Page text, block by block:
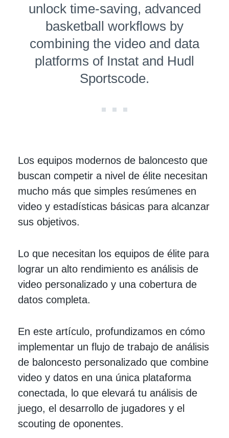
unlock time-saving, advanced
basketball workflows by
combining the video and data
platforms of Instat and Hudl
Sportscode.
Los equipos modernos de baloncesto que
buscan competir a nivel de élite necesitan
mucho más que simples resúmenes en
video y estadísticas básicas para alcanzar
sus objetivos.
Lo que necesitan los equipos de élite para
lograr un alto rendimiento es análisis de
video personalizado y una cobertura de
datos completa.
En este artículo, profundizamos en cómo
implementar un flujo de trabajo de análisis
de baloncesto personalizado que combine
video y datos en una única plataforma
conectada, lo que elevará tu análisis de
juego, el desarrollo de jugadores y el
scouting de oponentes.